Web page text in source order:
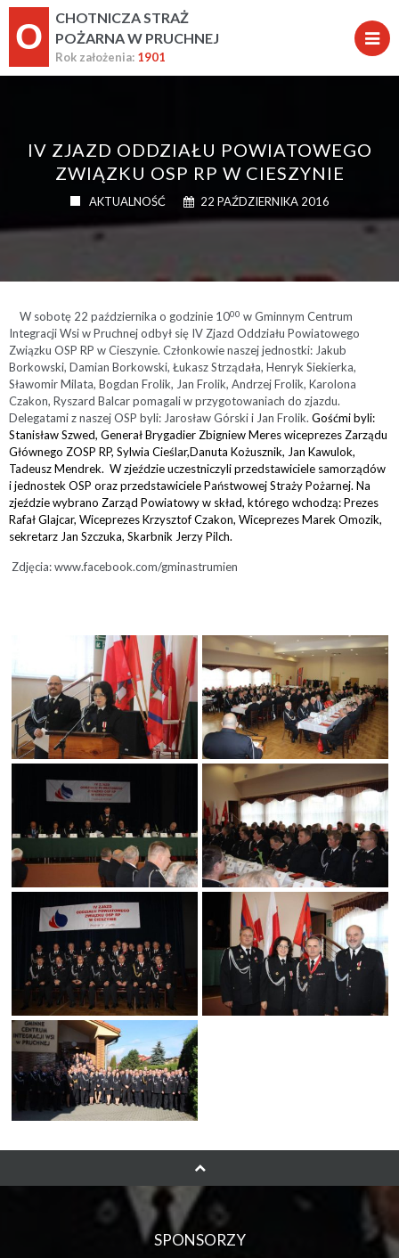
O
CHOTNICZA STRAŻ
POŻARNA W PRUCHNEJ
Rok założenia: 1901
IV ZJAZD ODDZIAŁU POWIATOWEGO
ZWIĄZKU OSP RP W CIESZYNIE
AKTUALNOŚĆ 22 PAŹDZIERNIKA 2016
W sobotę 22 października o godzinie 1000 w Gminnym Centrum
Integracji Wsi w Pruchnej odbył się IV Zjazd Oddziału Powiatowego
Związku OSP RP w Cieszynie. Członkowie naszej jednostki: Jakub
Borkowski, Damian Borkowski, Łukasz Strządała, Henryk Siekierka,
Sławomir Milata, Bogdan Frolik, Jan Frolik, Andrzej Frolik, Karolona
Czakon, Ryszard Balcar pomagali w przygotowaniach do zjazdu.
Delegatami z naszej OSP byli: Jarosław Górski i Jan Frolik. Gośćmi byli:
Stanisław Szwed, Generał Brygadier Zbigniew Meres wiceprezes Zarządu
Głównego ZOSP RP, Sylwia Cieślar,Danuta Kożusznik, Jan Kawulok,
Tadeusz Mendrek. W zjeździe uczestniczyli przedstawiciele samorządów
i jednostek OSP oraz przedstawiciele Państwowej Straży Pożarnej. Na
zjeździe wybrano Zarząd Powiatowy w skład, którego wchodzą: Prezes
Rafał Glajcar, Wiceprezes Krzysztof Czakon, Wiceprezes Marek Omozik,
sekretarz Jan Szczuka, Skarbnik Jerzy Pilch.
Zdjęcia: www.facebook.com/gminastrumien
SPONSORZY